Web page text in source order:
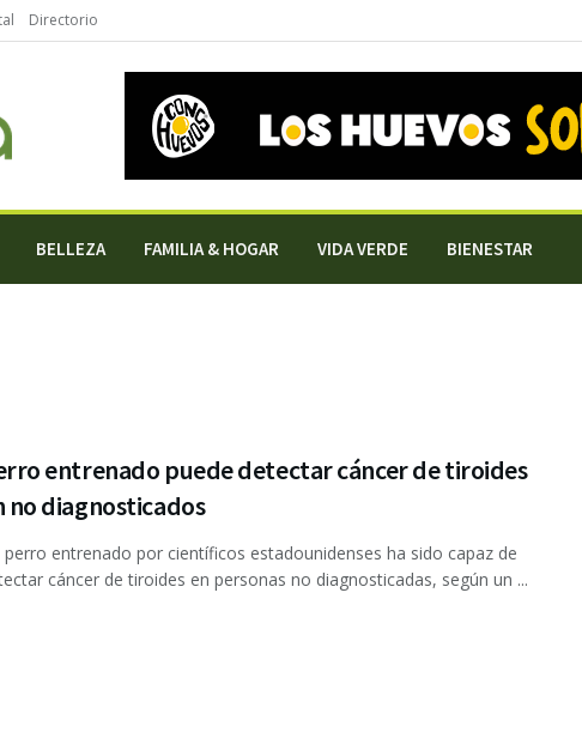
Directorio
BELLEZA FAMILIA & HOGAR VIDA VERDE BIENESTAR
entrenado puede detectar cáncer de tiroides
no diagnosticados
perro entrenado por científicos estadounidenses ha sido capaz de
cáncer de tiroides en personas no diagnosticadas, según un ...